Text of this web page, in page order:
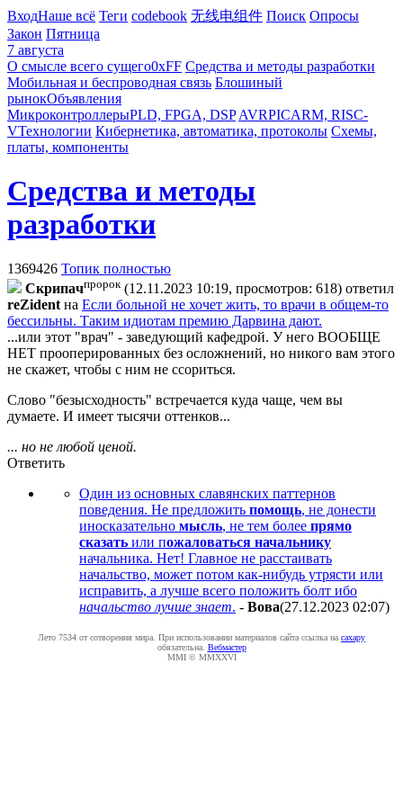
ВходНаше всё Теги codebook 无线电组件 Поиск Опросы
Закон Пятница
7 августа
О смысле всего сущего0xFF Средства и методы разработки
Мобильная и беспроводная связь Блошиный
рынокОбъявления
МикроконтроллерыPLD, FPGA, DSP AVRPICARM, RISC-
VТехнологии Кибернетика, автоматика, протоколы Схемы,
платы, компоненты
Средства и методы
разработки
1369426 Топик полностью
Cкpипaчпророк (12.11.2023 10:19, просмотров: 618) ответил
reZident на Если больной не хочет жить, то врачи в общем-то
бессильны. Таким идиотам премию Дарвина дают.
...или этот "врач" - заведующий кафедрой. У него ВООБЩЕ
НЕТ прооперированных без осложнений, но никого вам этого
не скажет, чтобы с ним не ссориться.
Слово "безысходность" встречается куда чаще, чем вы
думаете. И имеет тысячи оттенков...
... но не любой ценой.
Ответить
Один из основных славянских паттернов
поведения. Не предложить помощь, не донести
иносказательно мысль, не тем более прямо
сказать или пожаловаться начальнику
начальника. Нет! Главное не расстаивать
начальство, может потом как-нибудь утрясти или
исправить, а лучше всего положить болт ибо
начальство лучше знает. - Boвa(27.12.2023 02:07)
Лето 7534 от сотворения мира. При использовании материалов сайта ссылка на caxapу
обязательна. Вебмастер
MMI © MMXXVI